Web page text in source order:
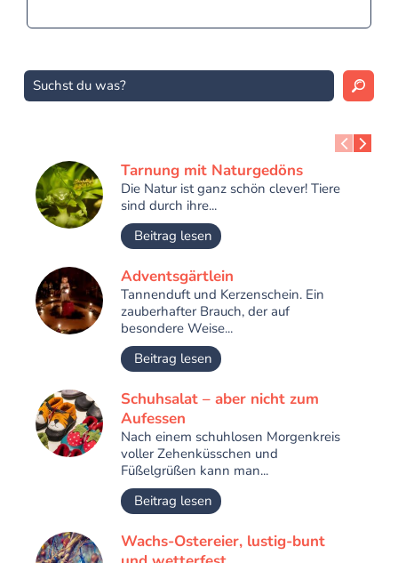
Tarnung mit Naturgedöns
Die Natur ist ganz schön clever! Tiere
sind durch ihre...
Beitrag lesen
Adventsgärtlein
Tannenduft und Kerzenschein. Ein
zauberhafter Brauch, der auf
besondere Weise...
Beitrag lesen
Schuhsalat – aber nicht zum
Aufessen
Nach einem schuhlosen Morgenkreis
voller Zehenküsschen und
Füßelgrüßen kann man...
Beitrag lesen
Wachs-Ostereier, lustig-bunt